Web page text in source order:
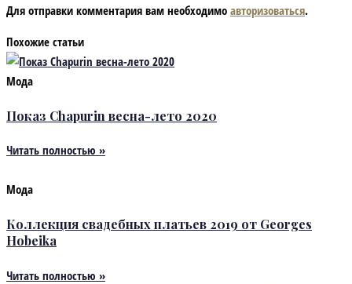
Для отправки комментария вам необходимо авторизоваться.
Похожие статьи
Мода
Показ Chapurin весна-лето 2020
Читать полностью »
Мода
Коллекция свадебных платьев 2019 от Georges
Hobeika
Читать полностью »